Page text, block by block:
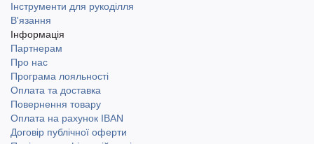
Інструменти для рукоділля
В'язання
Інформація
Партнерам
Про нас
Програма лояльності
Оплата та доставка
Повернення товару
Оплата на рахунок IBAN
Договір публічної оферти